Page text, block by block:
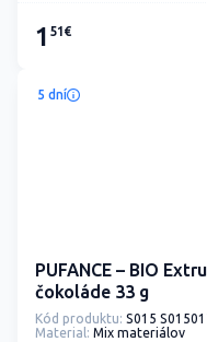
1 51€
5 dní
PUFANCE – BIO
čokoláde 33 g
Kód produktu: S015
Material: Mix materiálov